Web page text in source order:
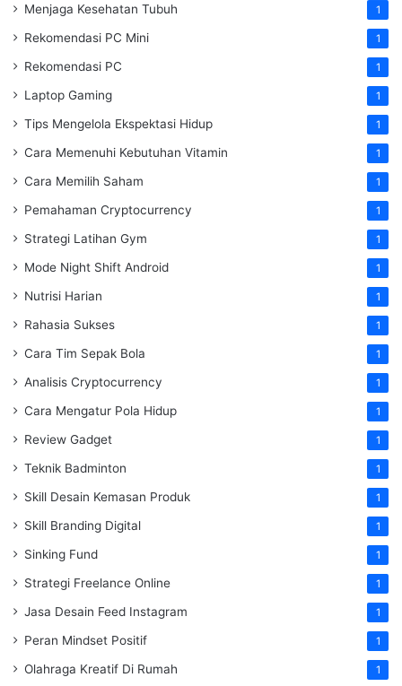
Menjaga Kesehatan Tubuh 1
Rekomendasi PC Mini 1
Rekomendasi PC 1
Laptop Gaming 1
Tips Mengelola Ekspektasi Hidup 1
Cara Memenuhi Kebutuhan Vitamin 1
Cara Memilih Saham 1
Pemahaman Cryptocurrency 1
Strategi Latihan Gym 1
Mode Night Shift Android 1
Nutrisi Harian 1
Rahasia Sukses 1
Cara Tim Sepak Bola 1
Analisis Cryptocurrency 1
Cara Mengatur Pola Hidup 1
Review Gadget 1
Teknik Badminton 1
Skill Desain Kemasan Produk 1
Skill Branding Digital 1
Sinking Fund 1
Strategi Freelance Online 1
Jasa Desain Feed Instagram 1
Peran Mindset Positif 1
Olahraga Kreatif Di Rumah 1